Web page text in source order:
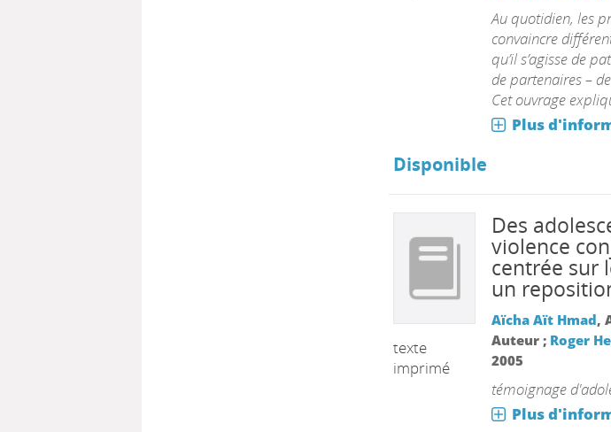
Au quotidien, les
convaincre
qu’il s’agisse de
de partenaires –
Cet ouvrage
Plus
Disponible
texte
imprimé
Des
violence
centrée sur
un
Aïcha Aït Hmad,
Auteur ; Roger
2005
témoignage
Plus